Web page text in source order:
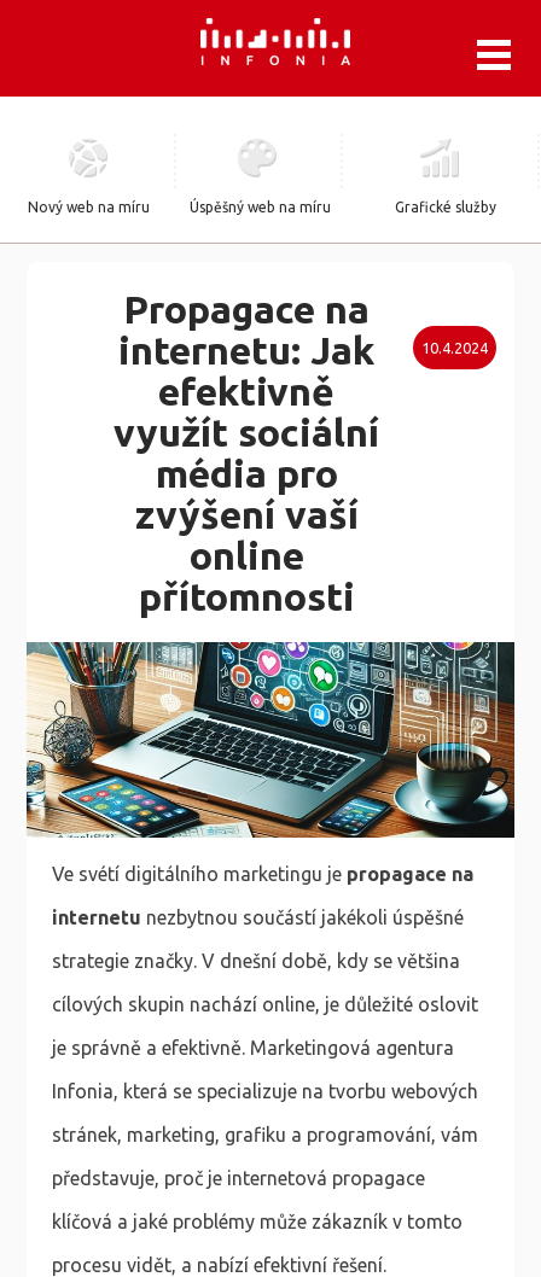
Propagace na
internetu: Jak
efektivně
využít sociální
média pro
zvýšení vaší
online
přítomnosti
10.4.2024
Ve svétí digitálního marketingu je propagace na
internetu nezbytnou součástí jakékoli úspěšné
strategie značky. V dnešní době, kdy se většina
cílových skupin nachází online, je důležité oslovit
je správně a efektivně. Marketingová agentura
Infonia, která se specializuje na tvorbu webových
stránek, marketing, grafiku a programování, vám
představuje, proč je internetová propagace
klíčová a jaké problémy může zákazník v tomto
procesu vidět, a nabízí efektivní řešení.
Nový web na míru Úspěšný web na míru Grafické služby